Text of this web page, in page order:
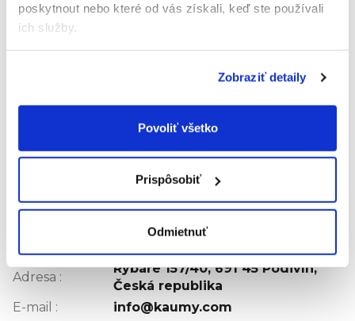
poskytnout nebo které od vás získali, keď ste používali
ich služby.
Zobraziť detaily
Povoliť všetko
Prispôsobiť
Odmietnuť
Sacharidy 22 g
Sacharidy, z toho cukry 13 g
Hodnotenie tovaru
Buďte prvý, kto napíše príspevok k tejto položke.
hodnotenie. Prosímprihláste sa
zaregistrujte.
KAUMY CZECHIA s.r.o.
Adresa :
Rybáře 157/40, 691 45 Podivín,
Česká republika
E-mail : info@kaumy.com